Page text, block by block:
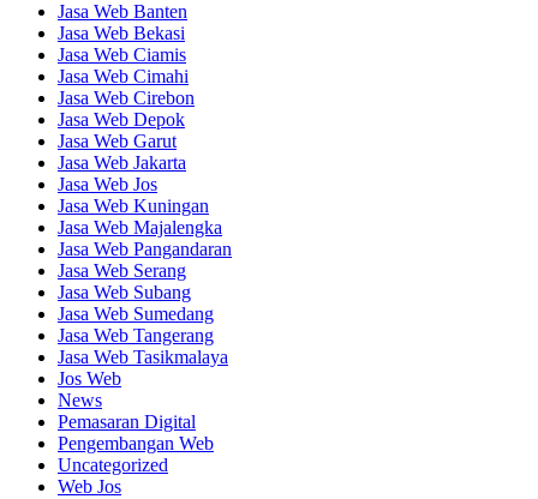
Jasa Web Banten
Jasa Web Bekasi
Jasa Web Ciamis
Jasa Web Cimahi
Jasa Web Cirebon
Jasa Web Depok
Jasa Web Garut
Jasa Web Jakarta
Jasa Web Jos
Jasa Web Kuningan
Jasa Web Majalengka
Jasa Web Pangandaran
Jasa Web Serang
Jasa Web Subang
Jasa Web Sumedang
Jasa Web Tangerang
Jasa Web Tasikmalaya
Jos Web
News
Pemasaran Digital
Pengembangan Web
Uncategorized
Web Jos